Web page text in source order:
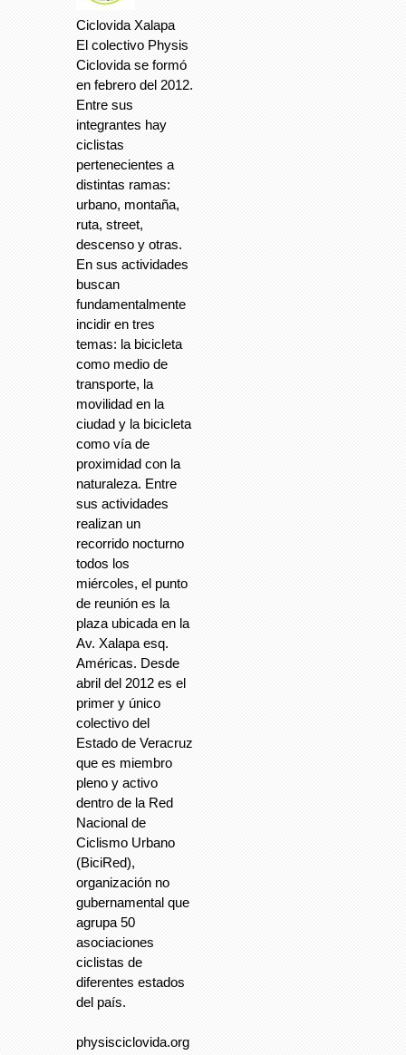
Ciclovida Xalapa
El colectivo Physis
Ciclovida se formó
en febrero del 2012.
Entre sus
integrantes hay
ciclistas
pertenecientes a
distintas ramas:
urbano, montaña,
ruta, street,
descenso y otras.
En sus actividades
buscan
fundamentalmente
incidir en tres
temas: la bicicleta
como medio de
transporte, la
movilidad en la
ciudad y la bicicleta
como vía de
proximidad con la
naturaleza. Entre
sus actividades
realizan un
recorrido nocturno
todos los
miércoles, el punto
de reunión es la
plaza ubicada en la
Av. Xalapa esq.
Américas. Desde
abril del 2012 es el
primer y único
colectivo del
Estado de Veracruz
que es miembro
pleno y activo
dentro de la Red
Nacional de
Ciclismo Urbano
(BiciRed),
organización no
gubernamental que
agrupa 50
asociaciones
ciclistas de
diferentes estados
del país.
physisciclovida.org